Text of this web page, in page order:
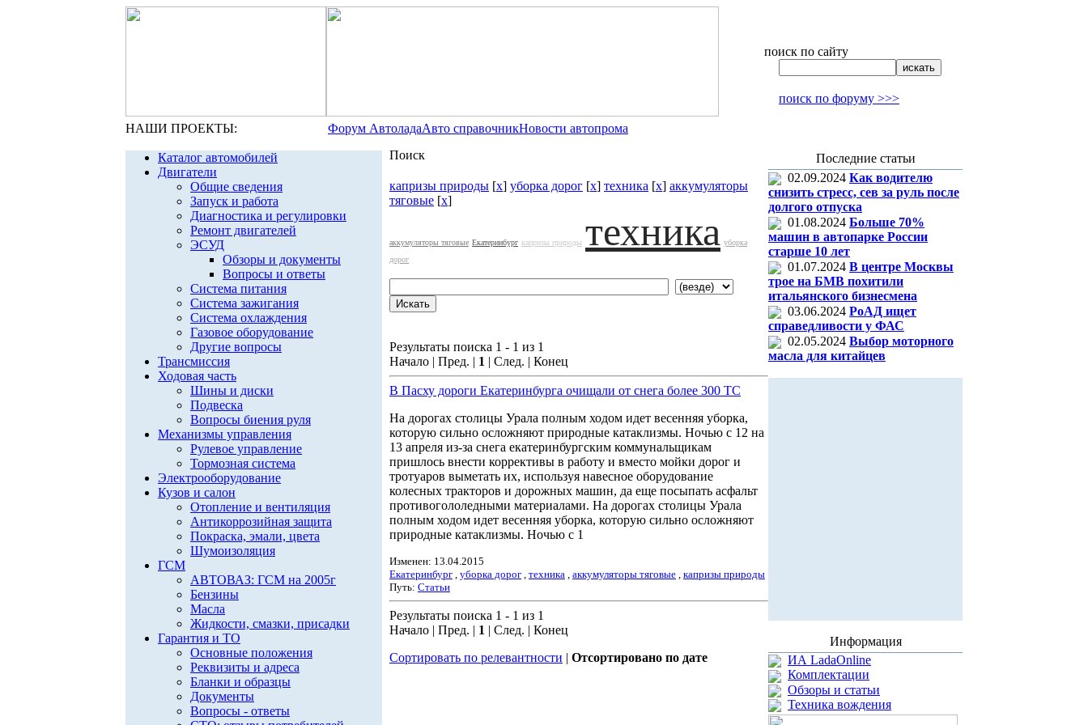
поиск по сайту
поиск по форуму >>>
НАШИ ПРОЕКТЫ: Форум АвтоладаАвто справочникНовости автопрома
Каталог автомобилей
Двигатели
Общие сведения
Запуск и работа
Диагностика и регулировки
Ремонт двигателей
ЭСУД
Обзоры и документы
Вопросы и ответы
Система питания
Система зажигания
Система охлаждения
Газовое оборудование
Другие вопросы
Трансмиссия
Ходовая часть
Шины и диски
Подвеска
Вопросы биения руля
Механизмы управления
Рулевое управление
Тормозная система
Электрооборудование
Кузов и салон
Отопление и вентиляция
Антикоррозийная защита
Покраска, эмали, цвета
Шумоизоляция
ГСМ
АВТОВАЗ: ГСМ на 2005г
Бензины
Масла
Жидкости, смазки, присадки
Гарантия и ТО
Основные положения
Реквизиты и адреса
Бланки и образцы
Документы
Вопросы - ответы
Поиск
капризы природы [x] уборка дорог [x] техника [x] аккумуляторы
тяговые [x]
аккумуляторы тяговые Екатеринбург капризы природы техника уборка
дорог
Результаты поиска 1 - 1 из 1
Начало | Пред. | 1 | След. | Конец
В Пасху дороги Екатеринбурга очищали от снега более 300 ТС
На дорогах столицы Урала полным ходом идет весенняя уборка,
которую сильно осложняют природные катаклизмы. Ночью с 12 на
13 апреля из-за снега екатеринбургским коммунальщикам
пришлось внести коррективы в работу и вместо мойки дорог и
тротуаров выметать их, используя навесное оборудование
колесных тракторов и дорожных машин, да еще посыпать асфальт
противогололедными материалами. На дорогах столицы Урала
полным ходом идет весенняя уборка, которую сильно осложняют
природные катаклизмы. Ночью с 1
Изменен: 13.04.2015
Екатеринбург , уборка дорог , техника , аккумуляторы тяговые , капризы природы
Путь: Статьи
Результаты поиска 1 - 1 из 1
Начало | Пред. | 1 | След. | Конец
Сортировать по релевантности | Отсортировано по дате
Последние статьи
02.09.2024 Как водителю
снизить стресс, сев за руль после
долгого отпуска
01.08.2024 Больше 70%
машин в автопарке России
старше 10 лет
01.07.2024 В центре Москвы
трое на БМВ похитили
итальянского бизнесмена
03.06.2024 РоАД ищет
справедливости у ФАС
02.05.2024 Выбор моторного
масла для китайцев
Информация
ИА LadaOnline
Комплектации
Обзоры и статьи
Техника вождения